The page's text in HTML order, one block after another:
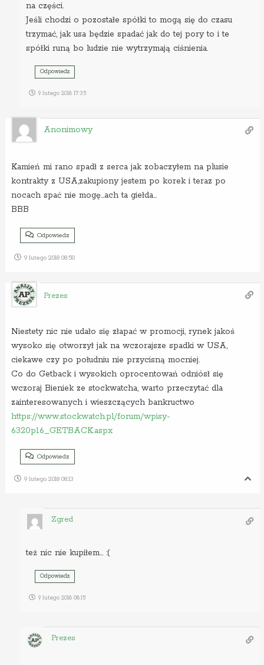
na części.
Jeśli chodzi o pozostałe spółki to mogą się do czasu
trzymać, jak usa będzie spadać jak do tej pory to i te
spółki runą bo ludzie nie wytrzymają ciśnienia.
Odpowiedz
9 lutego 2018 17:35
Anonimowy
Kamień mi rano spadł z serca jak zobaczyłem na plusie
kontrakty z USA,zakupiony jestem po korek i teraz po
nocach spać nie mogę…ach ta giełda…
BBB
Odpowiedz
9 lutego 2018 08:50
Prezes
Niestety nic nie udało się złapać w promocji, rynek jakoś
wysoko się otworzył jak na wczorajsze spadki w USA,
ciekawe czy po południu nie przycisną mocniej.
Co do Getback i wysokich oprocentowań odniósł się
wczoraj Bieniek ze stockwatcha, warto przeczytać dla
zainteresowanych i wieszczących bankructwo
https://www.stockwatch.pl/forum/wpisy-
6320p16_GETBACK.aspx
Odpowiedz
9 lutego 2018 08:13
Zgred
też nic nie kupiłem… :(
Odpowiedz
9 lutego 2018 08:15
Prezes